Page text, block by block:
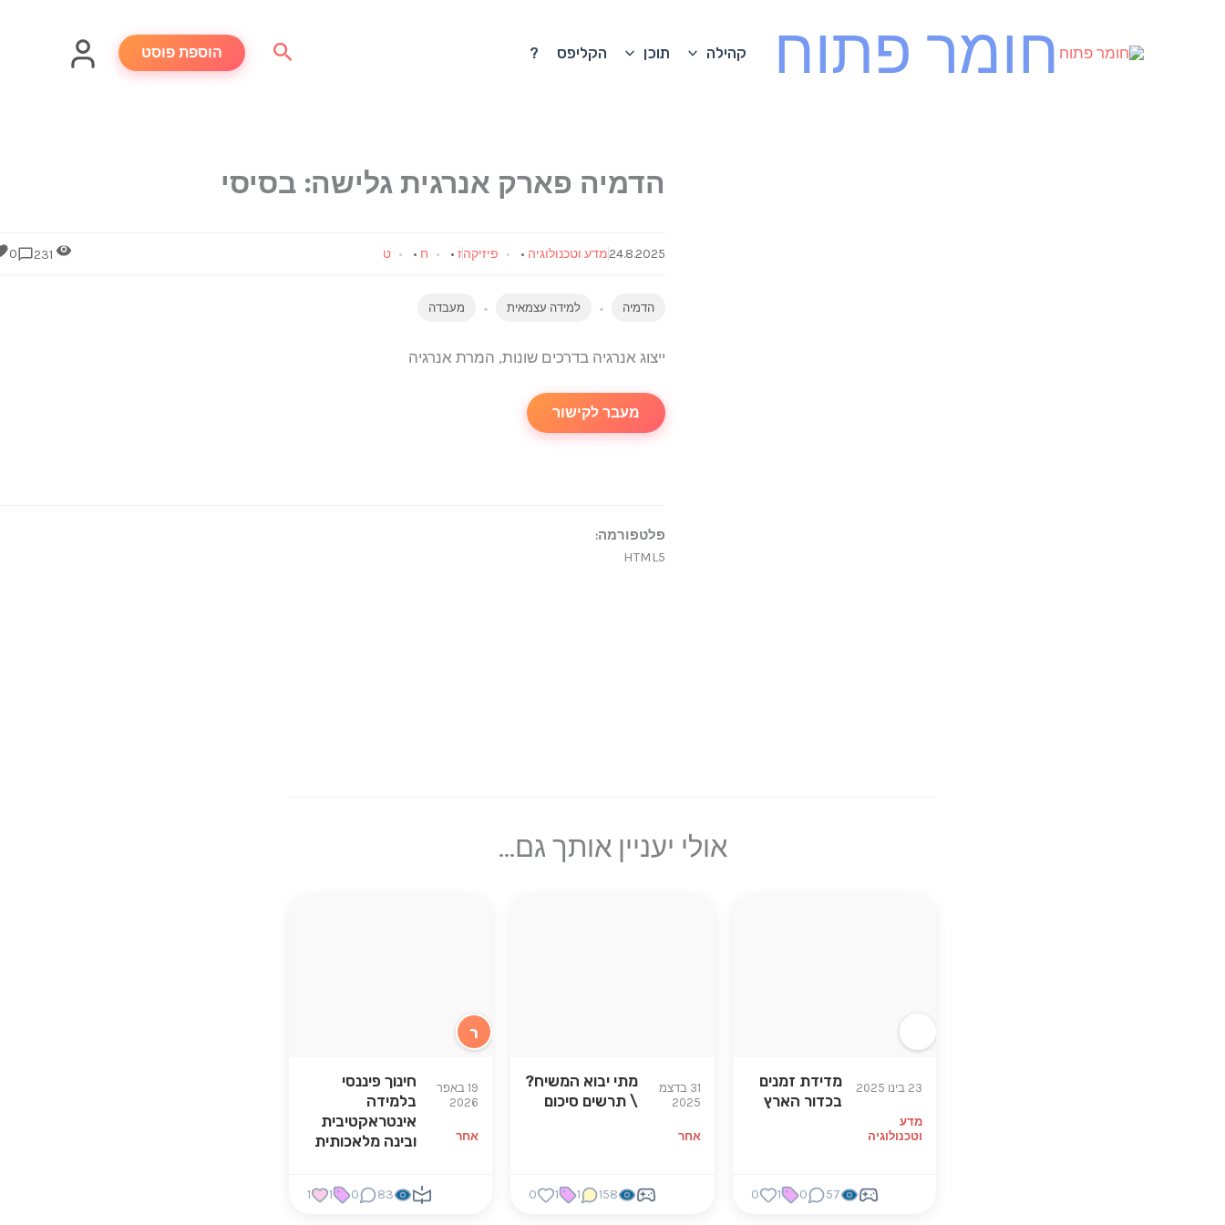
חומר פתוח קהילה תוכן הקליפס ? חיפוש הוספת פוסט
הדמיה פארק אנרגית גלישה: בסיסי
24.8.2025מדע וטכנולוגיה • פיזיקהז • ח • ט 0
הדמיה למידה עצמאית מעבדה
ייצוג אנרגיה בדרכים שונות, המרת אנרגיה
מעבר לקישור
פלטפורמה:
HTML5
אולי יעניין אותך גם...
23 בינו 2025
מדע
וטכנולוגיה
מדידת זמנים
בכדור הארץ
57
0
1
0
31 בדצמ
2025
אחר
מתי יבוא המשיח?
\ תרשים סיכום
158
1
1
0
ר
19 באפר
2026
אחר
חינוך פיננסי
בלמידה
אינטראקטיבית
ובינה מלאכותית
83
0
1
1